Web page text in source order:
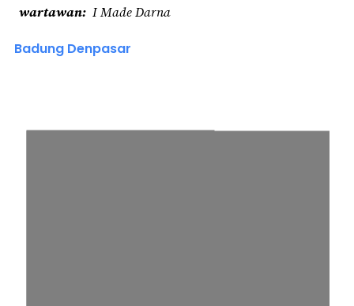
wartawan I Made Darna
Badung Denpasar